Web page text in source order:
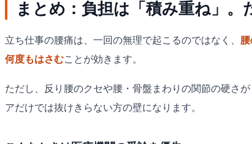
まとめ：負担は「積み重ね」
立ち仕事の腰痛は、一回の無理で起こるのではなく、
何度もはさむことが効きます。
ただし、反り腰のクセや腰・骨盤まわりの関節の硬さ
アだけでは抜けきらない方の壁になります。